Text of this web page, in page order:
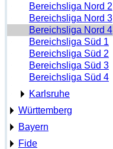
Bereichsliga Nord 2
Bereichsliga Nord 3
Bereichsliga Nord 4
Bereichsliga Süd 1
Bereichsliga Süd 2
Bereichsliga Süd 3
Bereichsliga Süd 4
Karlsruhe
Württemberg
Bayern
Fide